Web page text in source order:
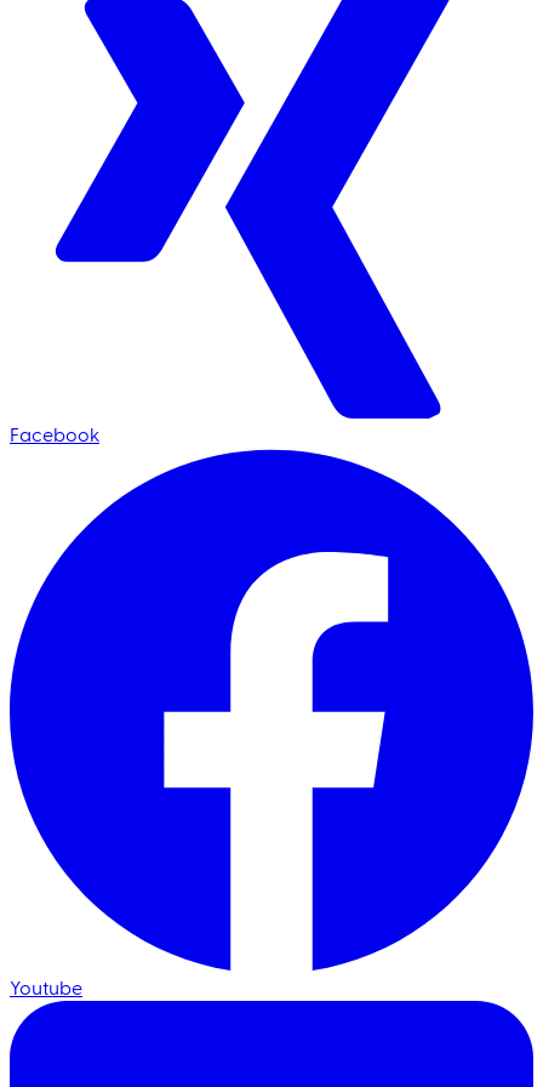
Facebook
Youtube